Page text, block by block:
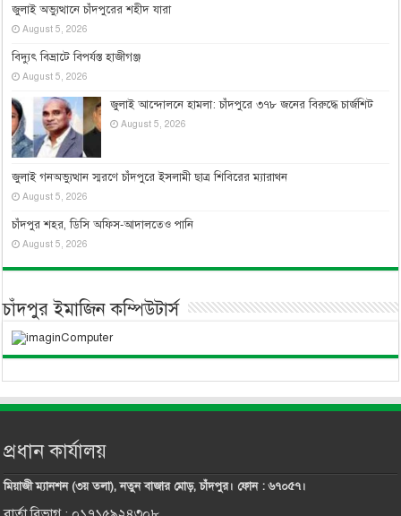
জুলাই অভ্যুত্থানে চাঁদপুরের শহীদ যারা
August 5, 2026
বিদ্যুৎ বিভ্রাটে বিপর্যস্ত হাজীগঞ্জ
August 5, 2026
জুলাই আন্দোলনে হামলা: চাঁদপুরে ৩৭৮ জনের বিরুদ্ধে চার্জশিট
August 5, 2026
জুলাই গনঅভ্যুত্থান স্মরণে চাঁদপুরে ইসলামী ছাত্র শিবিরের ম্যারাথন
August 5, 2026
চাঁদপুর শহর, ডিসি অফিস-আদালতেও পানি
August 5, 2026
চাঁদপুর ইমাজিন কম্পিউটার্স
প্রধান কার্যালয়
মিয়াজী ম্যানশন (৩য় তলা), নতুন বাজার মোড়, চাঁদপুর। ফোন : ৬৭০৫৭।